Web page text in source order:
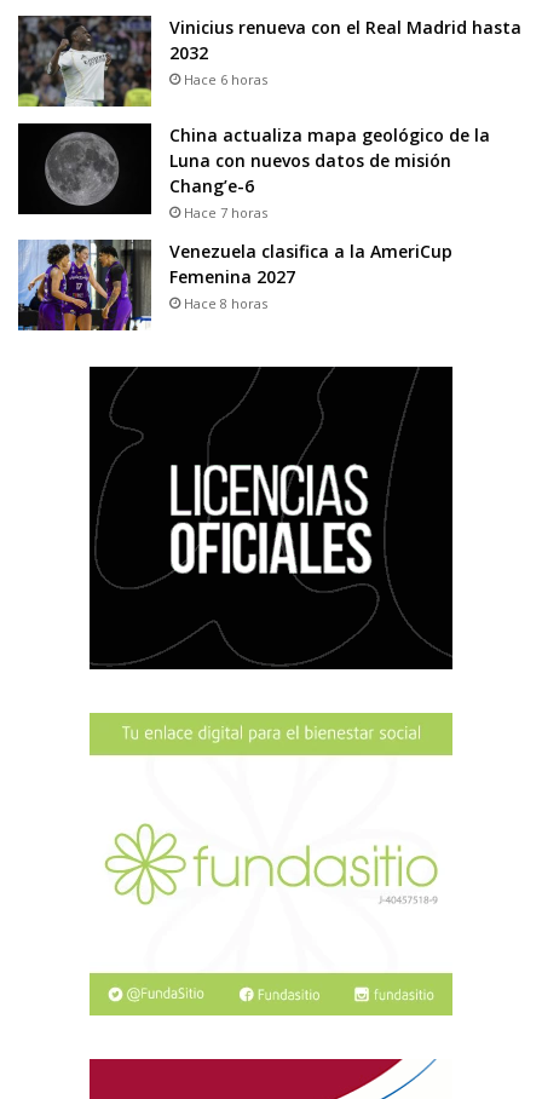
Vinicius renueva con el Real Madrid hasta
2032
Hace 6 horas
China actualiza mapa geológico de la
Luna con nuevos datos de misión
Chang’e-6
Hace 7 horas
Venezuela clasifica a la AmeriCup
Femenina 2027
Hace 8 horas